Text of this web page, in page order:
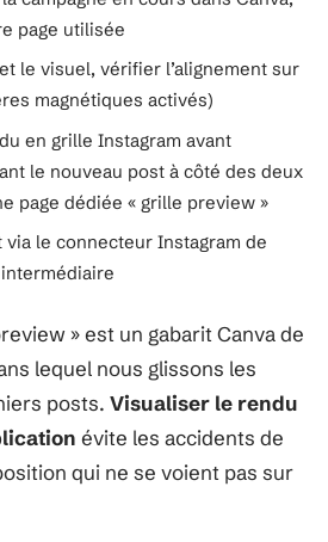
page utilisée
le visuel, vérifier l’alignement sur
magnétiques activés)
en grille Instagram avant
le nouveau post à côté des deux
page dédiée « grille preview »
le connecteur Instagram de
» est un gabarit Canva de
lequel nous glissons les
posts. Visualiser le rendu
évite les accidents de
qui ne se voient pas sur